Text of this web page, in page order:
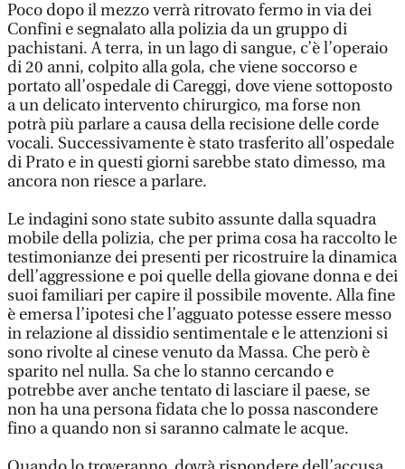
Poco dopo il mezzo verrà ritrovato fermo in via dei
Confini e segnalato alla polizia da un gruppo di
pachistani. A terra, in un lago di sangue, c’è l’operaio
di 20 anni, colpito alla gola, che viene soccorso e
portato all’ospedale di Careggi, dove viene sottoposto
a un delicato intervento chirurgico, ma forse non
potrà più parlare a causa della recisione delle corde
vocali. Successivamente è stato trasferito all’ospedale
di Prato e in questi giorni sarebbe stato dimesso, ma
ancora non riesce a parlare.
Le indagini sono state subito assunte dalla squadra
mobile della polizia, che per prima cosa ha raccolto le
testimonianze dei presenti per ricostruire la dinamica
dell’aggressione e poi quelle della giovane donna e dei
suoi familiari per capire il possibile movente. Alla fine
è emersa l’ipotesi che l’agguato potesse essere messo
in relazione al dissidio sentimentale e le attenzioni si
sono rivolte al cinese venuto da Massa. Che però è
sparito nel nulla. Sa che lo stanno cercando e
potrebbe aver anche tentato di lasciare il paese, se
non ha una persona fidata che lo possa nascondere
fino a quando non si saranno calmate le acque.